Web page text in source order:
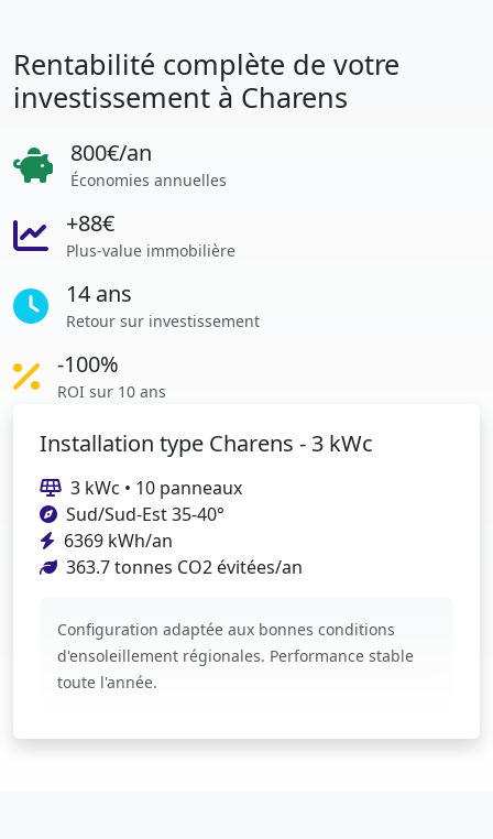
Rentabilité complète de votre
investissement à Charens
800€/an
Économies annuelles
+88€
Plus-value immobilière
14 ans
Retour sur investissement
-100%
ROI sur 10 ans
Installation type Charens - 3 kWc
3 kWc • 10 panneaux
Sud/Sud-Est 35-40°
6369 kWh/an
363.7 tonnes CO2 évitées/an
Configuration adaptée aux bonnes conditions
d'ensoleillement régionales. Performance stable
toute l'année.